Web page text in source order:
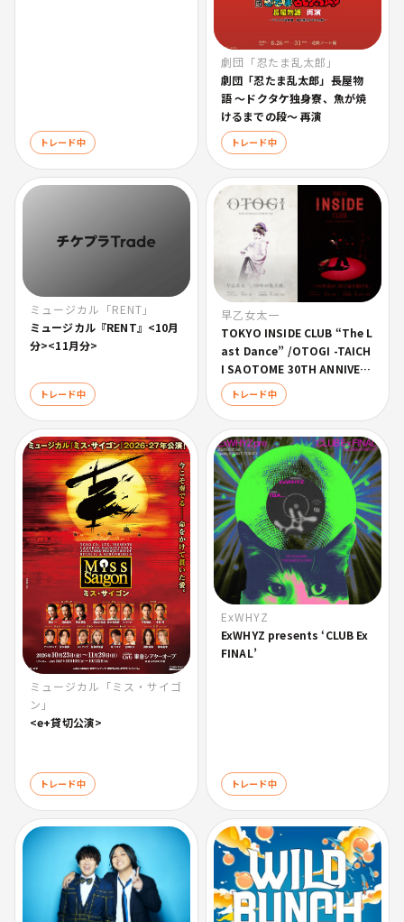
トレード中
劇団「忍たま乱太郎」
劇団「忍たま乱太郎」長屋物
語 〜ドクタケ独身寮、魚が焼
けるまでの段〜 再演
トレード中
ミュージカル「RENT」
ミュージカル『RENT』<10月
分><11月分>
トレード中
早乙女太一
TOKYO INSIDE CLUB “The L
ast Dance” /OTOGI -TAICH
I SAOTOME 30TH ANNIVER
SARY STAGE-
トレード中
ミュージカル「ミス・サイゴ
ン」
<e+貸切公演>
トレード中
ExWHYZ
ExWHYZ presents ‘CLUB Ex
FINAL’
トレード中